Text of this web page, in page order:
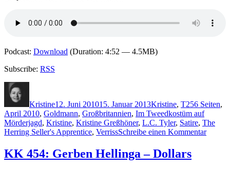
Podcast: Download (Duration: 4:52 — 4.5MB)
Subscribe: RSS
Kristine12. Juni 201015. Januar 2013Kristine, T256 Seiten,
April 2010, Goldmann, Großbritannien, Im Tweedkostüm auf
Mörderjagd, Kristine, Kristine Greßhöner, L.C. Tyler, Satire, The
Herring Seller's Apprentice, VerrissSchreibe einen Kommentarzu
KK 454: Gerben Hellinga – Dollars